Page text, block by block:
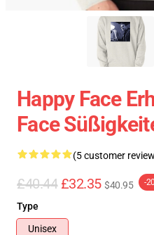
Happy Face
Face
(5 customer
£40.44 £32.35 $40.95 -
Type
Unisex